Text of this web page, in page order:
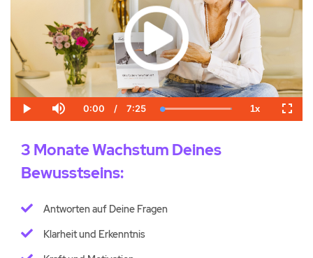
Play Mute
Current
Time
0:00 / Duration
7:25 Loaded:
100.00%
1xPlayback
Rate
3 Monate Wachstum Deines
Bewusstseins:
Antworten auf Deine Fragen
Klarheit und Erkenntnis